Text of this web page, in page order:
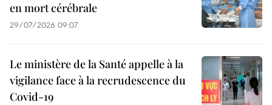
en mort cérébrale
29/07/2026 09:07
Le ministère de la Santé appelle à la
vigilance face à la recrudescence du
Covid-19